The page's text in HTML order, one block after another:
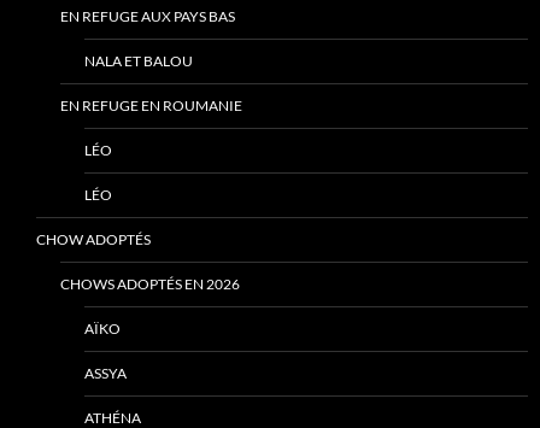
EN REFUGE AUX PAYS BAS
NALA ET BALOU
EN REFUGE EN ROUMANIE
LÉO
LÉO
CHOW ADOPTÉS
CHOWS ADOPTÉS EN 2026
AÏKO
ASSYA
ATHÉNA